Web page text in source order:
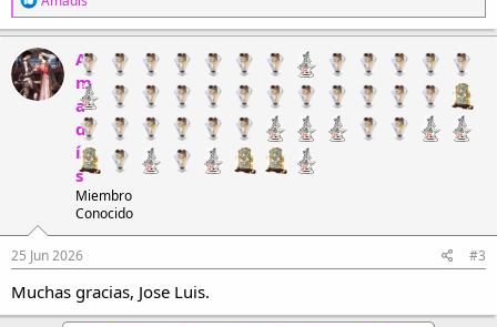
e
a
c
c
i
o
A
m
a
d
í
s
Miembro
Conocido
25 Jun 2026 #3
Muchas gracias, Jose Luis.